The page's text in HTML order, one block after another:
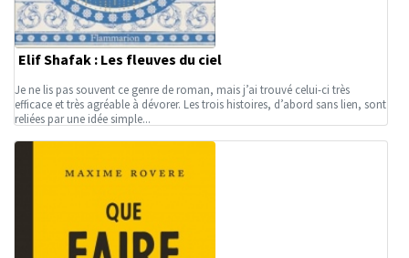
Elif Shafak : Les fleuves du ciel
Je ne lis pas souvent ce genre de roman, mais j’ai trouvé celui-ci très
efficace et très agréable à dévorer. Les trois histoires, d’abord sans lien, sont
reliées par une idée simple...